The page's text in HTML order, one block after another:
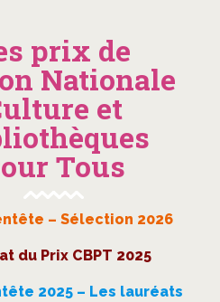
prix de
Nationale
et
Tous
– Sélection 2026
du Prix CBPT 2025
2025 – Les lauréats